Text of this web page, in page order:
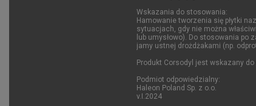
Wskazania do stosowania:
Hamowanie tworzenia się płytki
sytuacjach, gdy nie można
lub umysłowo). Do stosowania
jamy ustnej drożdżakami (np.
Produkt Corsodyl jest wskazany
Podmiot odpowiedzialny:
Haleon Poland Sp. z o.o.
v.I.2024